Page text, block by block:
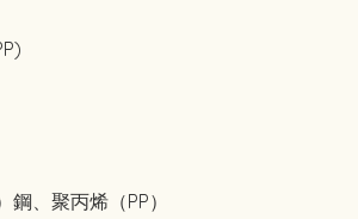
、聚丙烯（PP）